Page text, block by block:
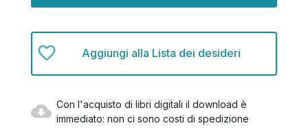
Aggiungi alla Lista dei desideri
Con l'acquisto di libri digitali il download è
immediato: non ci sono costi di spedizione